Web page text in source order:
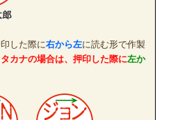
した際に右から左に読む形で作製
カナの場合は、押印した際に左か